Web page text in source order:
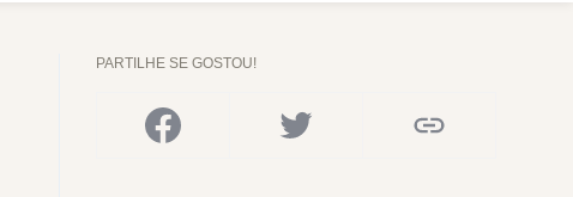
PARTILHE SE GOSTOU!